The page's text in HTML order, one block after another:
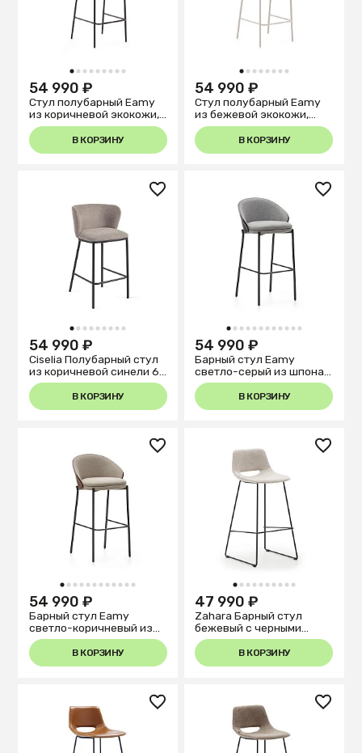
1 2 3 4 5 6 7 8 9
54 990 ₽
Стул полубарный Eamy
из коричневой экокожи,
ясеневого шпона с
отделкой под орех и
черного металла
В КОРЗИНУ
1 2 3 4 5 6 7 8
54 990 ₽
Стул полубарный Eamy
из бежевой экокожи,
ясеневого шпона с
натуральной отделкой и
бежевого металла
В КОРЗИНУ
1 2 3 4 5 6 7 8 9
54 990 ₽
Ciselia Полубарный стул
из коричневой синели 65
см
В КОРЗИНУ
1 2 3 4 5 6 7 8 9 101112
54 990 ₽
Барный стул Eamy
светло-серый из шпона
ясеня с черной отделкой
В КОРЗИНУ
1 2 3 4 5 6 7 8 9 101112
54 990 ₽
Барный стул Eamy
светло-коричневый из
шпона ясеня с отделкой
венге
В КОРЗИНУ
1 2 3 4 5 6 7 8 9 10
47 990 ₽
Zahara Барный стул
бежевый с черными
стальными ножками 76
см
В КОРЗИНУ